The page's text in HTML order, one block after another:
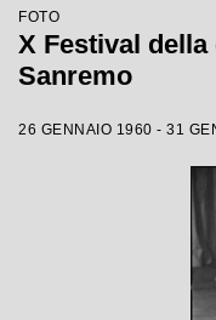
FOTO
X Festival
Sanremo
26 GENNAIO 1960 - 31